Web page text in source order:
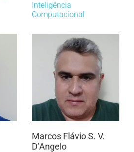
Inteligência
Computacional
Marcos Flávio S. V.
D’Angelo